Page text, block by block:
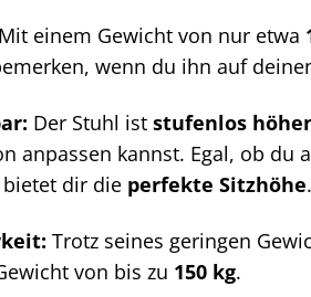
Mit einem Gewicht von nur etwa
wenn du ihn auf
Der Stuhl iststufenlos
anpassen kannst. Egal, ob
dir die perfekte Sitzhöhe.
Trotz seines geringen
von bis zu 150 kg.